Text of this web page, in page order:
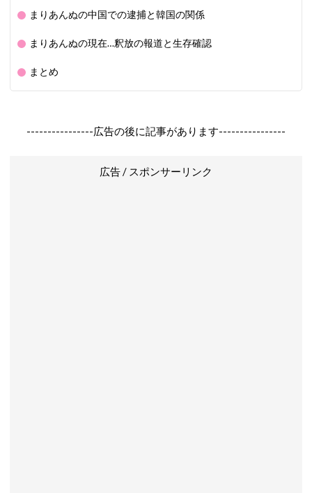
まりあんぬの中国での逮捕と韓国の関係
まりあんぬの現在…釈放の報道と生存確認
まとめ
----------------広告の後に記事があります----------------
広告 / スポンサーリンク